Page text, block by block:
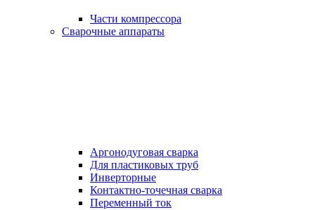
Части компрессора
Сварочные аппараты
Аргонодуговая сварка
Для пластиковых труб
Инверторные
Контактно-точечная сварка
Переменный ток